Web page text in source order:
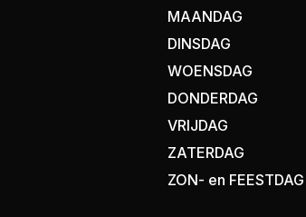
MAANDAG
DINSDAG
WOENSDAG
DONDERDAG
VRIJDAG
ZATERDAG
ZON- en FEESTDAG